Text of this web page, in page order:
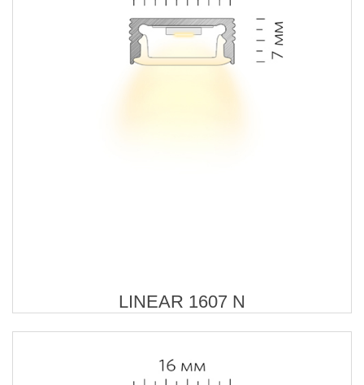
LINEAR 1607 N